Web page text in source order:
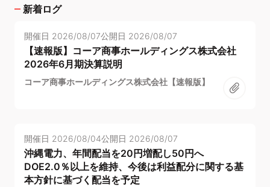
新着ログ
開催日 2026/08/07公開日 2026/08/07
【速報版】コーア商事ホールディングス株式会社
2026年6月期決算説明
コーア商事ホールディングス株式会社【速報版】
開催日 2026/08/04公開日 2026/08/07
沖縄電力、年間配当を20円増配し50円へ
DOE2.0％以上を維持、今後は利益配分に関する基
本方針に基づく配当を予定